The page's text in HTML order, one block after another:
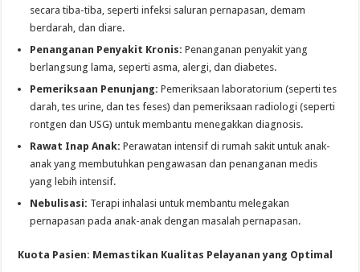
secara tiba-tiba, seperti infeksi saluran pernapasan, demam
berdarah, dan diare.
Penanganan Penyakit Kronis: Penanganan penyakit yang
berlangsung lama, seperti asma, alergi, dan diabetes.
Pemeriksaan Penunjang: Pemeriksaan laboratorium (seperti tes
darah, tes urine, dan tes feses) dan pemeriksaan radiologi (seperti
rontgen dan USG) untuk membantu menegakkan diagnosis.
Rawat Inap Anak: Perawatan intensif di rumah sakit untuk anak-
anak yang membutuhkan pengawasan dan penanganan medis
yang lebih intensif.
Nebulisasi: Terapi inhalasi untuk membantu melegakan
pernapasan pada anak-anak dengan masalah pernapasan.
Kuota Pasien: Memastikan Kualitas Pelayanan yang Optimal